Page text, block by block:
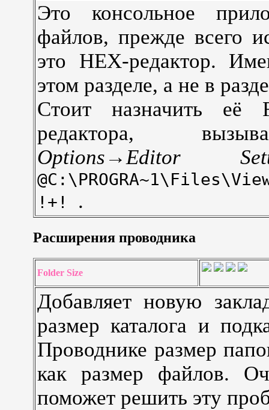
Это консольное
файлов, прежде всего
это HEX-редактор.
этом разделе, а не в
Стоит назначить её
редактора,
Options→Editor
!+! .
Расширения проводника
Folder Size
Добавляет новую
размер каталога и
Проводнике размер
как размер файлов.
поможет решить эту